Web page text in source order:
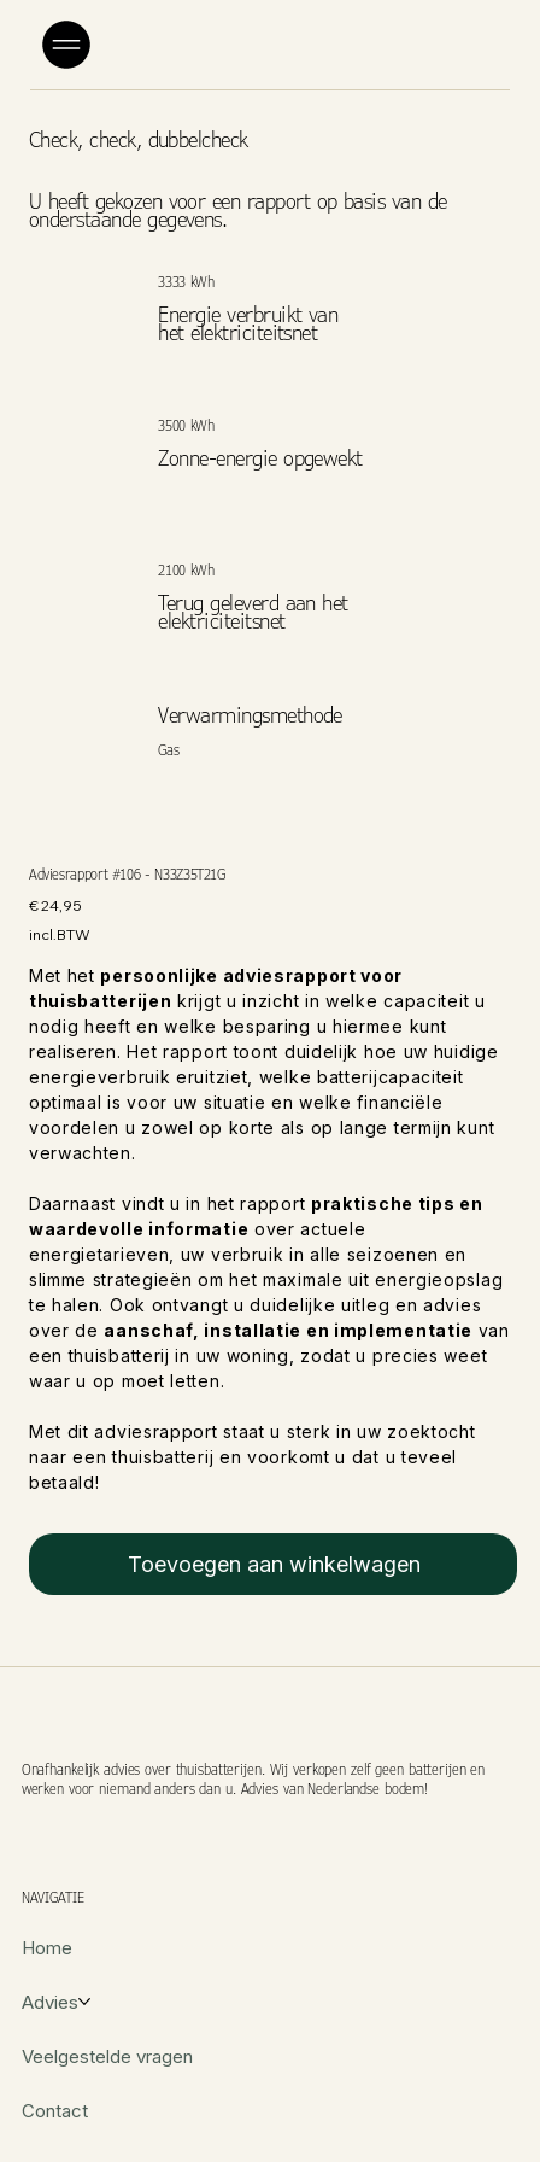
Check, check, dubbelcheck
U heeft gekozen voor een rapport op basis van de
onderstaande gegevens.
3333 kWh
Energie verbruikt van
het elektriciteitsnet
3500 kWh
Zonne-energie opgewekt
2100 kWh
Terug geleverd aan het
elektriciteitsnet
Gas
Verwarmingsmethode
Adviesrapport #106 - N33Z35T21G
Prijs
€ 24,95
incl.BTW
Met het persoonlijke adviesrapport voor
thuisbatterijen krijgt u inzicht in welke capaciteit u
nodig heeft en welke besparing u hiermee kunt
realiseren. Het rapport toont duidelijk hoe uw huidige
energieverbruik eruitziet, welke batterijcapaciteit
optimaal is voor uw situatie en welke financiële
voordelen u zowel op korte als op lange termijn kunt
verwachten.
Daarnaast vindt u in het rapport praktische tips en
waardevolle informatie over actuele
energietarieven, uw verbruik in alle seizoenen en
slimme strategieën om het maximale uit energieopslag
te halen. Ook ontvangt u duidelijke uitleg en advies
over de aanschaf, installatie en implementatie van
een thuisbatterij in uw woning, zodat u precies weet
waar u op moet letten.
Met dit adviesrapport staat u sterk in uw zoektocht
naar een thuisbatterij en voorkomt u dat u teveel
betaald!
Toevoegen aan winkelwagen
NAVIGATIE
Onafhankelijk advies over thuisbatterijen. Wij verkopen zelf geen batterijen en
werken voor niemand anders dan u. Advies van Nederlandse bodem!
Home
Advies
Veelgestelde vragen
Contact